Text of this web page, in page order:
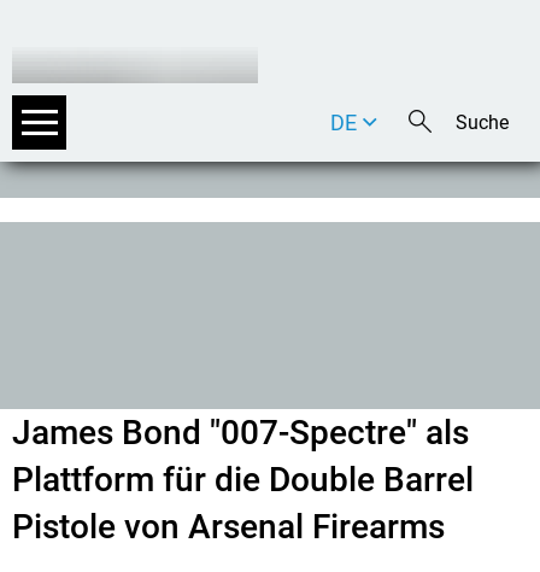
DE
EN
James Bond "007-Spectre" als
Plattform für die Double Barrel
Pistole von Arsenal Firearms